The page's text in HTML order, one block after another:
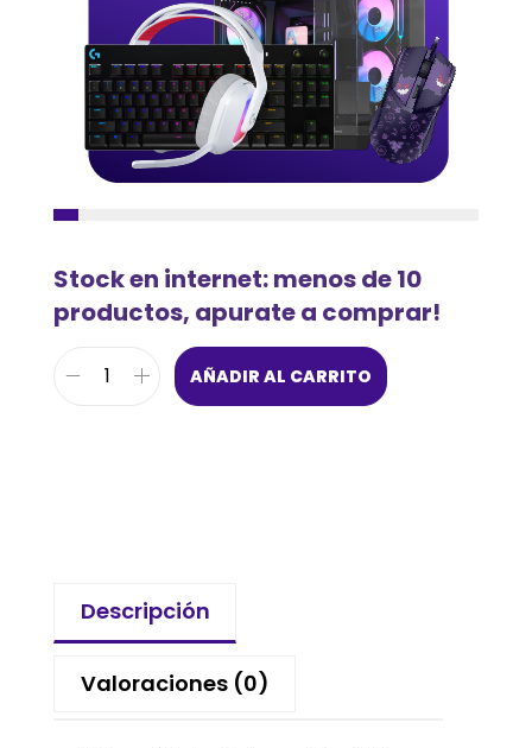
Stock en internet: menos de 10
productos, apurate a comprar!
AÑADIR AL CARRITO
Descripción
Valoraciones (0)